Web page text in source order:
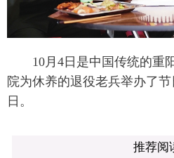
10月4日是中国传统的重
院为休养的退役老兵举办了
日。
推荐阅